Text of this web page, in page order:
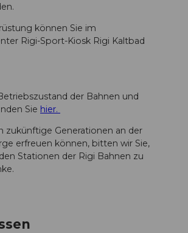
können Sie im
Rigi-Sport-Kiosk Rigi Kaltbad
der Bahnen und
Sie hier.
zukünftige Generationen an der
erfreuen können, bitten wir Sie,
Stationen der Rigi Bahnen zu